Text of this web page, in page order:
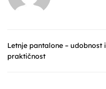
Letnje pantalone – udobnost i
praktičnost